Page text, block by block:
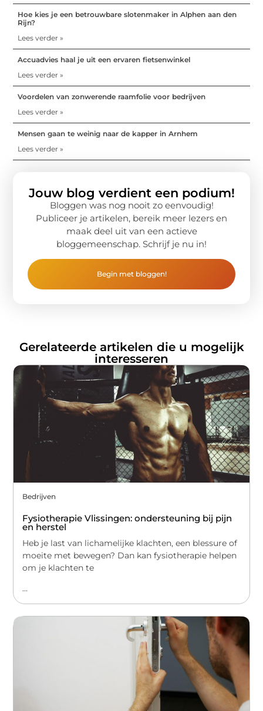
Hoe kies je een betrouwbare slotenmaker in Alphen aan den
Rijn?
Lees verder »
Accuadvies haal je uit een ervaren fietsenwinkel
Lees verder »
Voordelen van zonwerende raamfolie voor bedrijven
Lees verder »
Mensen gaan te weinig naar de kapper in Arnhem
Lees verder »
Jouw blog verdient een podium!
Bloggen was nog nooit zo eenvoudig!
Publiceer je artikelen, bereik meer lezers en
maak deel uit van een actieve
bloggemeenschap. Schrijf je nu in!
Begin met bloggen!
Gerelateerde artikelen die u mogelijk
interesseren
Bedrijven
Fysiotherapie Vlissingen: ondersteuning bij pijn
en herstel
Heb je last van lichamelijke klachten, een blessure of
moeite met bewegen? Dan kan fysiotherapie helpen
om je klachten te
...